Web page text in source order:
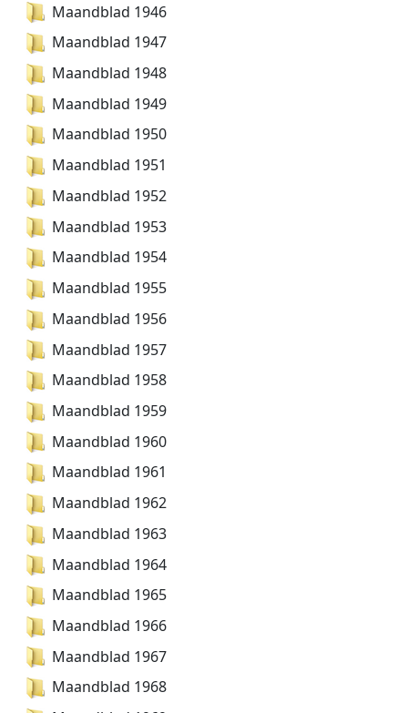
Maandblad 1946
Maandblad 1947
Maandblad 1948
Maandblad 1949
Maandblad 1950
Maandblad 1951
Maandblad 1952
Maandblad 1953
Maandblad 1954
Maandblad 1955
Maandblad 1956
Maandblad 1957
Maandblad 1958
Maandblad 1959
Maandblad 1960
Maandblad 1961
Maandblad 1962
Maandblad 1963
Maandblad 1964
Maandblad 1965
Maandblad 1966
Maandblad 1967
Maandblad 1968